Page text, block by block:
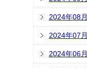
2024年08月
2024年07月
2024年06月